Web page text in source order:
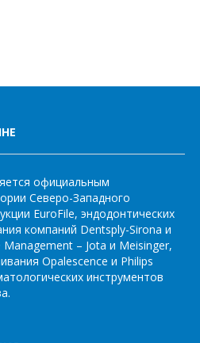
официальным
Северо-Западного
EuroFile, эндодонтических
компаний Dentsply-Sirona и
– Jota и Meisinger,
Opalescence и Philips
инструментов